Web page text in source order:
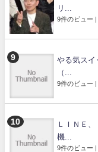
リ...
9件のビュー |
やる気スイ
（...
9件のビュー |
ＬＩＮＥ
機...
9件のビュー |